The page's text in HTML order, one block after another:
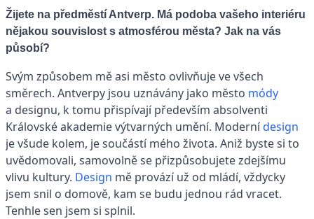
Žijete na předměstí Antverp. Má podoba vašeho ­interiéru
nějakou souvislost s atmosférou města? Jak na vás
působí?
Svým způsobem mě asi město ovlivňuje ve všech
směrech. Antverpy jsou uznávány jako město módy
a designu, k tomu přispívají především absolventi
Královské akademie výtvarných umění. Modernídesign
je všude kolem, je součástí mého života. Aniž byste si to
uvědomovali, samovolně se přizpůsobujete zdejšímu
vlivu kultury. Design mě provází už od mládí, vždycky
jsem snil o domově, kam se budu jednou rád vracet.
Tenhle sen jsem si splnil.